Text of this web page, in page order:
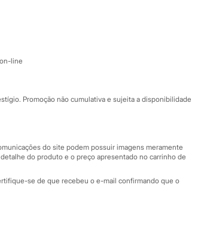
Atendimento
Fale conosco
Central de ética
Eventos
line
Promoção não cumulativa e sujeita a disponibilidade
do site podem possuir imagens meramente
do produto e o preço apresentado no carrinho de
se de que recebeu o e-mail confirmando que o